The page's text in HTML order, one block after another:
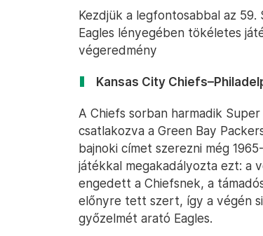
Kezdjük a legfontosabbal az
Eagles lényegében tökéletes
végeredmény
Kansas City
A Chiefs sorban harmadik
csatlakozva a Green Bay
bajnoki címet szerezni még
játékkal megakadályozta ezt: a
engedett a Chiefsnek, a
előnyre tett szert, így a végén
győzelmét arató Eagles.